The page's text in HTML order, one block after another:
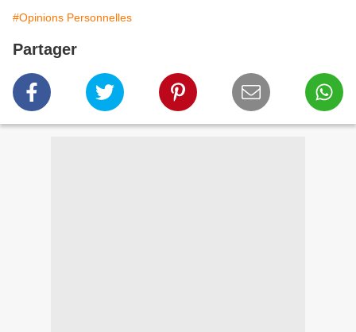
#Opinions Personnelles
Partager